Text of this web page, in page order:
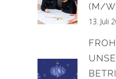
(M/
13. Juli